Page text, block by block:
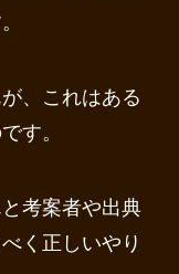
、これはある
す。
考案者や出典
く正しいやり